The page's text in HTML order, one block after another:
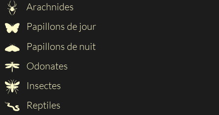
Arachnides
Papillons de jour
Papillons de nuit
Odonates
Insectes
Reptiles